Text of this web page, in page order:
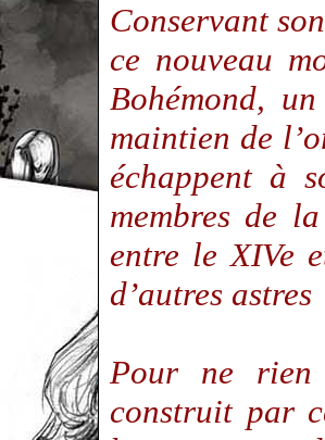
Conservant
ce nouveau
Bohémond,
maintien de
échappent à
membres de
entre le XIVe
d’autres astres
Pour ne rien
construit par